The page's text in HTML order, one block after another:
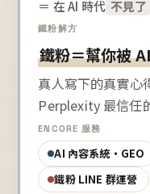
＝ 在 AI 時代 不見了
鐵粉解方
鐵粉＝幫你被
真人寫下的真實心
Perplexity 最信任
ENCORE 服務
AI 內容系統・GEO
鐵粉 LINE 群運營